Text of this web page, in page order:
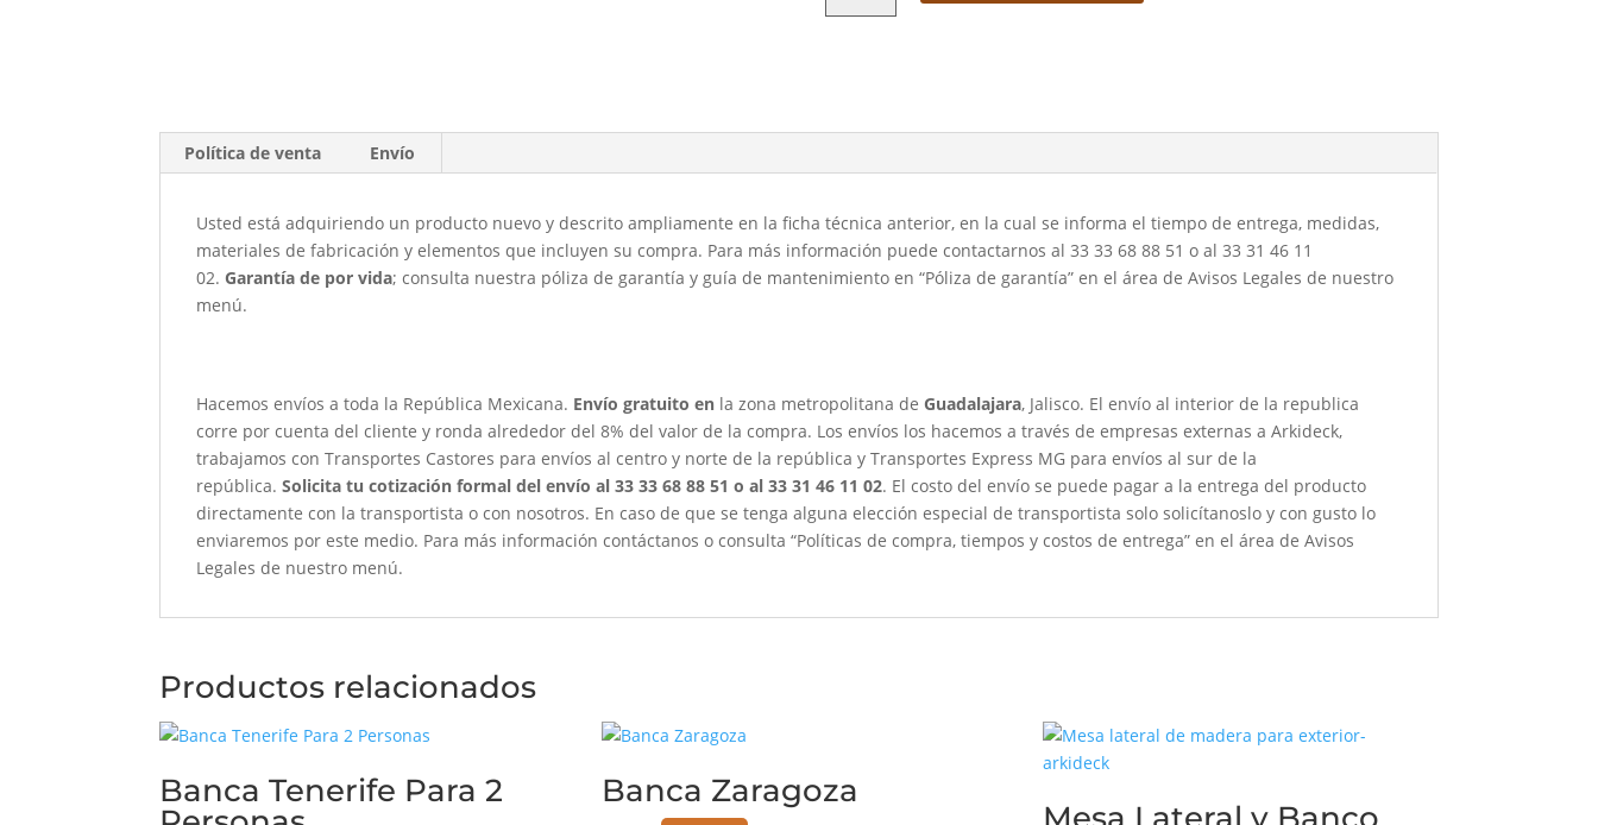
Con
Política de venta Envío
Usted está adquiriendo un producto nuevo y descrito ampliamente en la ficha técnica anterior, en la cual se informa el tiempo de entrega, medidas,
materiales de fabricación y elementos que incluyen su compra. Para más información puede contactarnos al 33 33 68 88 51 o al 33 31 46 11
02.Garantía de por vida; consulta nuestra póliza de garantía y guía de mantenimiento en “Póliza de garantía” en el área de Avisos Legales de nuestro
menú.
Hacemos envíos a toda la República Mexicana. Envío gratuito en la zona metropolitana deGuadalajara, Jalisco. El envío al interior de la republica
corre por cuenta del cliente y ronda alrededor del 8% del valor de la compra. Los envíos los hacemos a través de empresas externas a Arkideck,
trabajamos con Transportes Castores para envíos al centro y norte de la república y Transportes Express MG para envíos al sur de la
república.Solicita tu cotización formal del envío al 33 33 68 88 51 o al 33 31 46 11 02. El costo del envío se puede pagar a la entrega del producto
directamente con la transportista o con nosotros. En caso de que se tenga alguna elección especial de transportista solo solicítanoslo y con gusto lo
enviaremos por este medio. Para más información contáctanos o consulta “Políticas de compra, tiempos y costos de entrega” en el área de Avisos
Legales de nuestro menú.
Productos relacionados
Banca Tenerife Para 2
Banca Zaragoza